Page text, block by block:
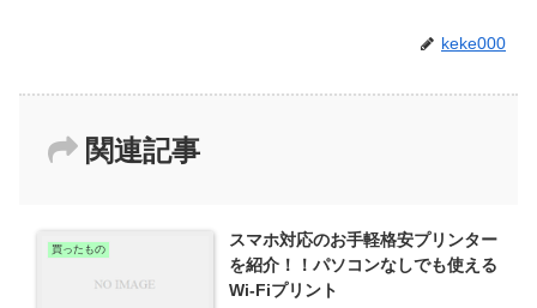
keke000
関連記事
買ったもの
スマホ対応のお手軽格安プリンター
を紹介！！パソコンなしでも使える
Wi-Fiプリント